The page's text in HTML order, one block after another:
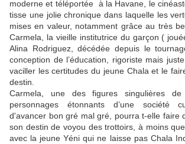
moderne et téléportée à la Havane, le
tisse une jolie chronique dans laquelle les
mises en valeur, notamment grâce au très
Carmela, la vieille institutrice du garçon (
Alina Rodriguez, décédée depuis le
conception de l’éducation, rigoriste mais
vaciller les certitudes du jeune Chala et le
destin.
Carmela, une des figures singulières
personnages étonnants d’une société
d'avancer bon gré mal gré, pourra t-elle faire
son destin de voyou des trottoirs, à moins
avec la jeune Yéni qui ne laisse pas Chala